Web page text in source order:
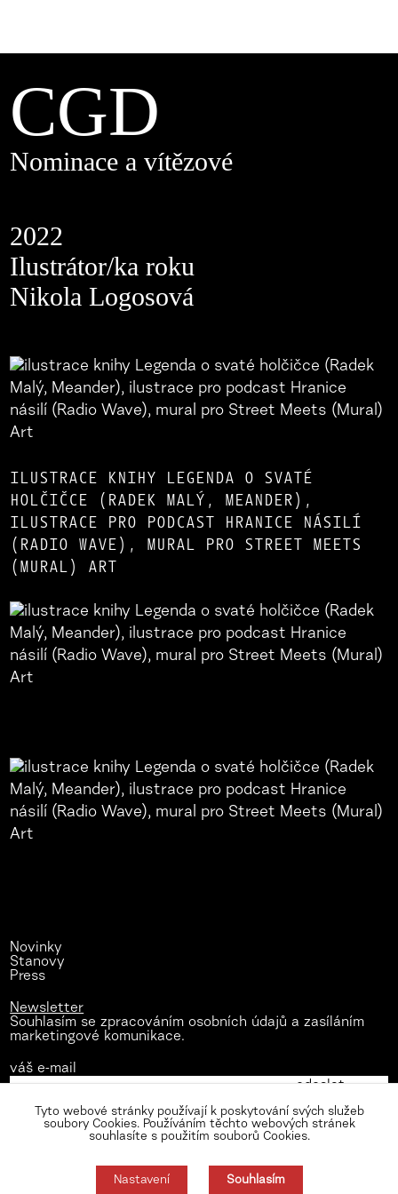
CGD
Nominace a vítězové
2022
Ilustrátor/ka roku
Nikola Logosová
ILUSTRACE KNIHY LEGENDA O SVATÉ
HOLČIČCE (RADEK MALÝ, MEANDER),
ILUSTRACE PRO PODCAST HRANICE NÁSILÍ
(RADIO WAVE), MURAL PRO STREET MEETS
(MURAL) ART
Novinky
Stanovy
Press
Newsletter
Souhlasím se zpracováním osobních údajů a zasíláním
marketingové komunikace.
váš e-mail
Zásady zpracování osobních údajů
Tyto webové stránky používají k poskytování svých služeb
soubory Cookies. Používáním těchto webových stránek
souhlasíte s použitím souborů Cookies.
Nastavení Souhlasím